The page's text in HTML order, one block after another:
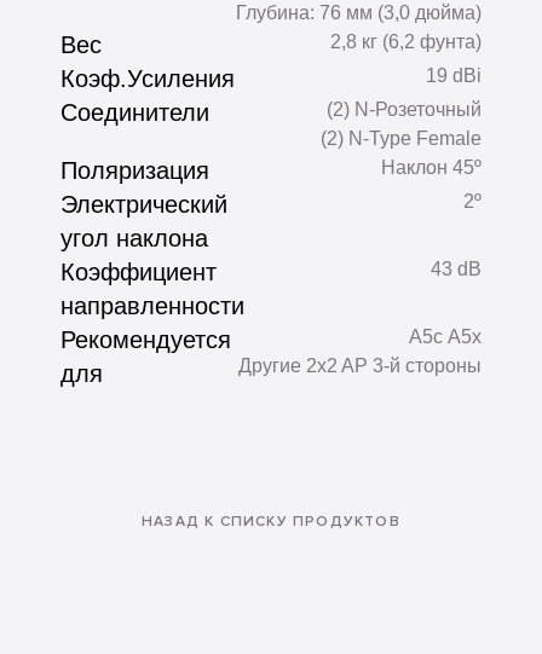
Глубина: 76 мм (3,0 дюйма)
Вес 2,8 кг (6,2 фунта)
Коэф.Усиления 19 dBi
Соединители
(2) N-Розеточный
(2) N-Type Female
Поляризация Наклон 45º
Электрический
угол наклона
2º
Коэффициент
направленности
43 dB
Рекомендуется
для
A5c А5х
Другие 2x2 AP 3-й стороны
НАЗАД К СПИСКУ ПРОДУКТОВ